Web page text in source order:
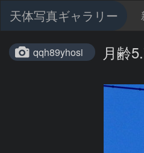
天体写真ギャラリー
qqh89yhosi 月齢